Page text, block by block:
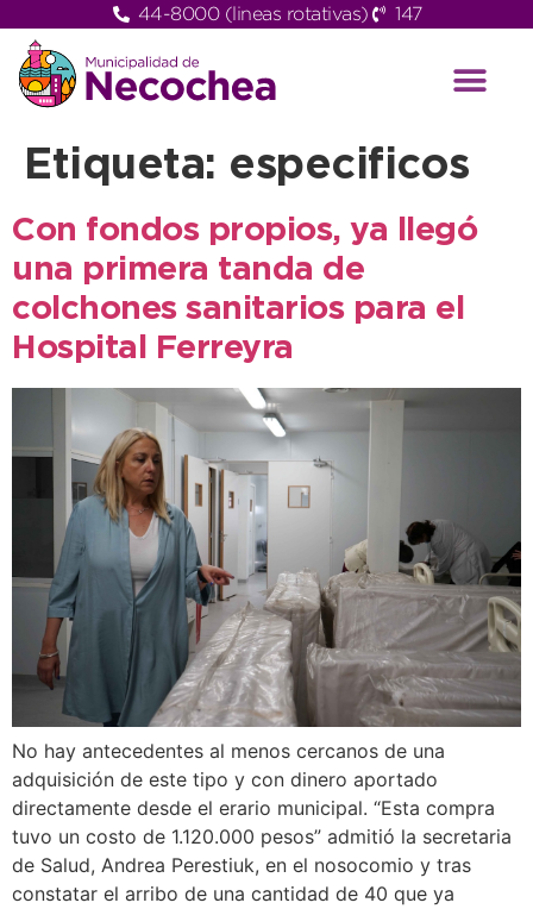
44-8000 (lineas rotativas) 147
Etiqueta: especificos
Con fondos propios, ya llegó
una primera tanda de
colchones sanitarios para el
Hospital Ferreyra
No hay antecedentes al menos cercanos de una
adquisición de este tipo y con dinero aportado
directamente desde el erario municipal. “Esta compra
tuvo un costo de 1.120.000 pesos” admitió la secretaria
de Salud, Andrea Perestiuk, en el nosocomio y tras
constatar el arribo de una cantidad de 40 que ya